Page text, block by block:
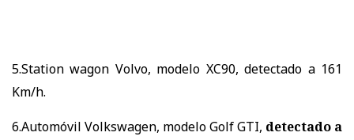
5.Station wagon Volvo, modelo XC90, detectado a 161
Km/h.
6.Automóvil Volkswagen, modelo Golf GTI, detectado a